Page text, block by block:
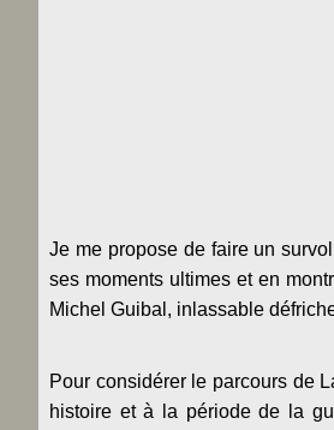
Je me propose de faire un
ses moments ultimes et en
Michel Guibal, inlassable
Pour considérer le parcours de
histoire et à la période de la